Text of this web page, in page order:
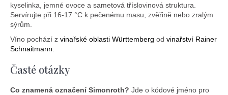
kyselinka, jemné ovoce a sametová tříslovinová struktura.
Servírujte při 16-17 °C k pečenému masu, zvěřině nebo zralým
sýrům.
Víno pochází z vinařské oblasti Württemberg od vinařství Rainer
Schnaitmann.
Časté otázky
Co znamená označení Simonroth? Jde o kódové jméno pro